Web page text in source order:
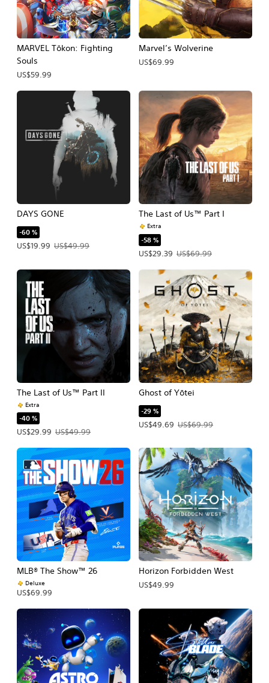
MARVEL Tōkon: Fighting
Souls
US$59.99
Marvel’s Wolverine
US$69.99
DAYS GONE
-60 %
US$19.99
Precio de la oferta: US$19.99. Precio original: US$49.99.
US$49.99
The Last of Us™ Part I
Extra
-58 %
US$29.39
Precio de la oferta: US$29.39.
US$69.99
The Last of Us™ Part II
Extra
-40 %
US$29.99
Precio de la oferta: US$29.99. Precio original: US$49.99.
US$49.99
Ghost of Yōtei
-29 %
US$49.69
Precio de la oferta: US$49.69.
US$69.99
MLB® The Show™ 26
Deluxe
US$69.99
Horizon Forbidden West
US$49.99